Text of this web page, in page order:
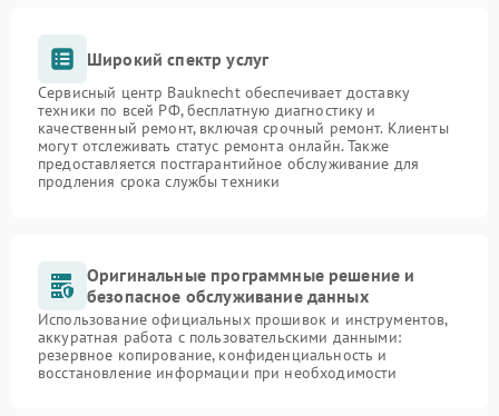
Широкий спектр услуг
Сервисный центр Bauknecht обеспечивает доставку
техники по всей РФ, бесплатную диагностику и
качественный ремонт, включая срочный ремонт. Клиенты
могут отслеживать статус ремонта онлайн. Также
предоставляется постгарантийное обслуживание для
продления срока службы техники
Оригинальные программные решение и
безопасное обслуживание данных
Использование официальных прошивок и инструментов,
аккуратная работа с пользовательскими данными:
резервное копирование, конфиденциальность и
восстановление информации при необходимости